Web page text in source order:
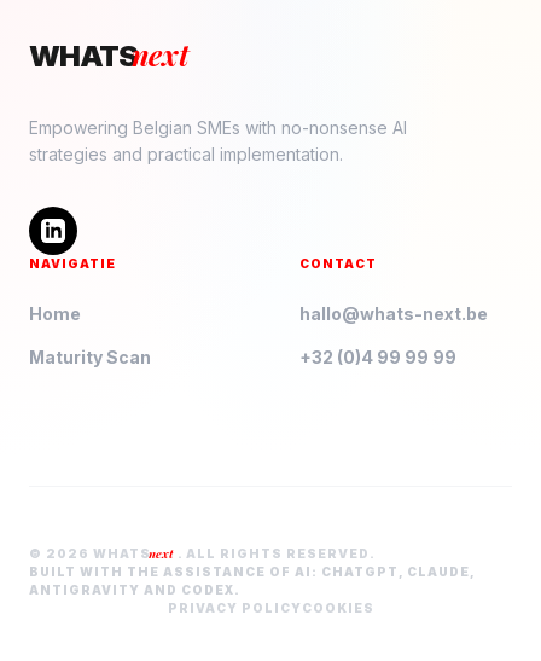
WHATSnext
Empowering Belgian SMEs with no-nonsense AI
strategies and practical implementation.
NAVIGATIE
Home
Maturity Scan
CONTACT
hallo@whats-next.be
+32 (0)4 99 99 99
© 2026 WHATSnext . ALL RIGHTS RESERVED.
BUILT WITH THE ASSISTANCE OF AI: CHATGPT, CLAUDE,
ANTIGRAVITY AND CODEX.
PRIVACY POLICY COOKIES